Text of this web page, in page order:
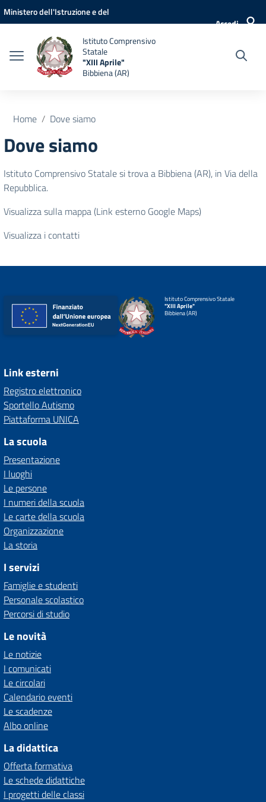
Vai ai contenuti
Vai al menu di navigazione
Vai al footer
Ministero dell'Istruzione e del
Accedi
Istituto Comprensivo
Statale
"XIII Aprile"
Bibbiena (AR)
Home Dove siamo
Dove siamo
Istituto Comprensivo Statale si trova a Bibbiena (AR), in Via della
Repubblica.
Visualizza sulla mappa (Link esterno Google Maps)
Visualizza i contatti
Istituto Comprensivo Statale
"XIII Aprile"
Bibbiena (AR)
Link esterni
Registro elettronico
Sportello Autismo
Piattaforma UNICA
La scuola
Presentazione
I luoghi
Le persone
I numeri della scuola
Le carte della scuola
Organizzazione
La storia
I servizi
Famiglie e studenti
Personale scolastico
Percorsi di studio
Le novità
Le notizie
I comunicati
Le circolari
Calendario eventi
Le scadenze
Albo online
La didattica
Offerta formativa
Le schede didattiche
I progetti delle classi